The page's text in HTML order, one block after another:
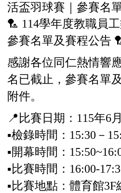
活盃羽球賽｜參賽名
🏸 114學年度教職員
參賽名單及賽程公告
感謝各位同仁熱情響
名已截止，參賽名單
附件。
📍比賽日期：115年6
▪️檢錄時間：15:30－
▪️開幕時間：
▪️比賽時間：16:00-
▪️比賽地點：體育館3F